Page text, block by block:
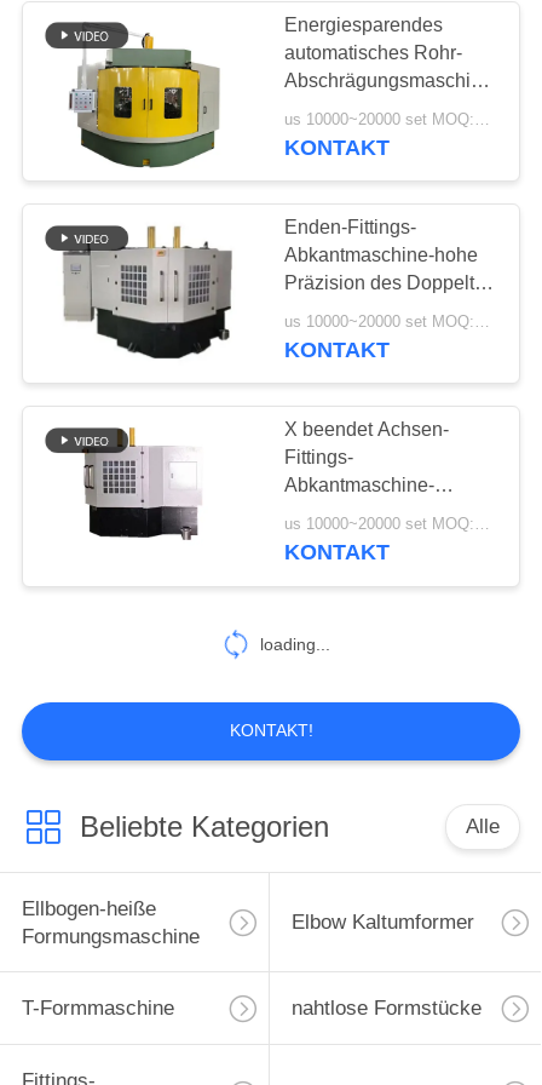
nahtloses Rohr, das
Maschine herstellt
Rohrexpandermaschine
14
Ringwalzmaschine
11
hydraulische Rohr
bender
9
Energiesparendes
automatisches Rohr-
Abschrägungsmaschinen-
Cer-mehrfache
Betriebsarten
KONTAKT
Enden-Fittings-
Abkantmaschine-hohe
Präzision des Doppelt-
2kw
us 10000~20000 set MOQ:1 Satz
KONTAKT
X beendet Achsen-
Fittings-
Abkantmaschine-
Doppeltes
Hochleistungsantriebskopf
us 10000~20000 set MOQ:1 Satz
KONTAKT
loading...
KONTAKT!
Beliebte Kategorien Alle
Ellbogen-heiße
Formungsmaschine
Elbow Kaltumformer
T-Formmaschine nahtlose Formstücke